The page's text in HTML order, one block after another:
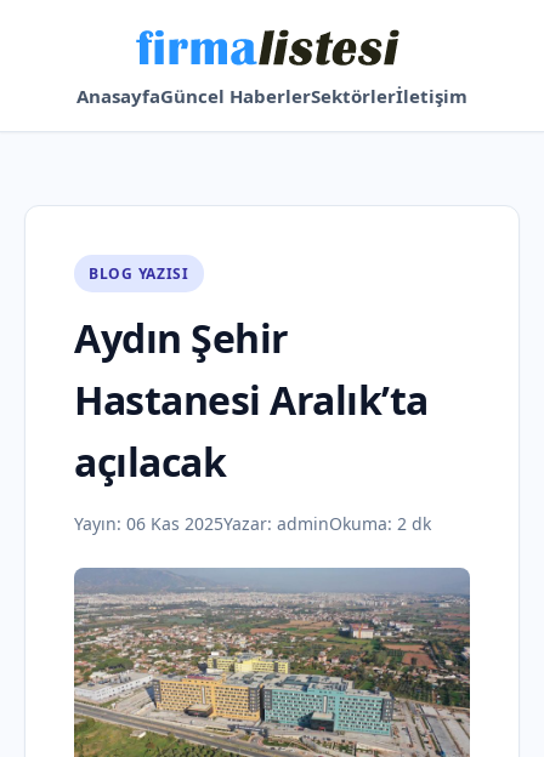
AnasayfaGüncel HaberlerSektörlerİletişim
BLOG YAZISI
Aydın Şehir
Hastanesi Aralık’ta
açılacak
Yayın: 06 Kas 2025Yazar: adminOkuma: 2 dk